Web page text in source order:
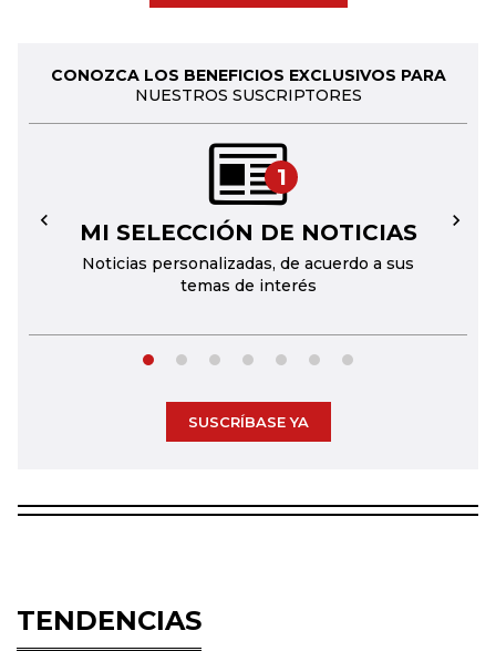
CONOZCA LOS BENEFICIOS EXCLUSIVOS PARA
NUESTROS SUSCRIPTORES
1
MI SELECCIÓN DE NOTICIAS
Noticias personalizadas, de acuerdo a sus
temas de interés
← →
SUSCRÍBASE YA
TENDENCIAS